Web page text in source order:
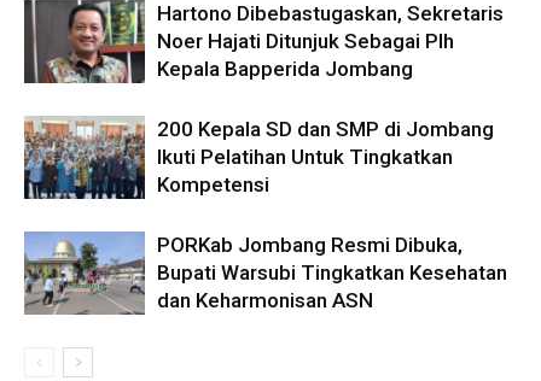
Hartono Dibebastugaskan, Sekretaris
Noer Hajati Ditunjuk Sebagai Plh
Kepala Bapperida Jombang
200 Kepala SD dan SMP di Jombang
Ikuti Pelatihan Untuk Tingkatkan
Kompetensi
PORKab Jombang Resmi Dibuka,
Bupati Warsubi Tingkatkan Kesehatan
dan Keharmonisan ASN